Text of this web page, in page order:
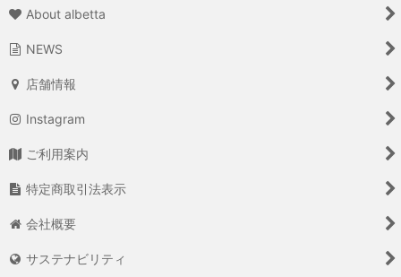
About albetta
NEWS
店舗情報
Instagram
ご利用案内
特定商取引法表示
会社概要
サステナビリティ